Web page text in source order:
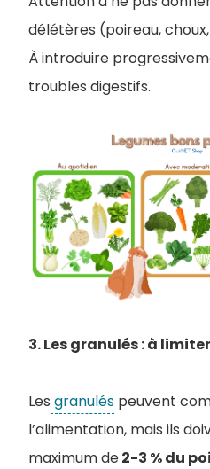
délétères (poireau,
À introduire
troubles digestifs.
3. Les granulés : à limiter
Les granulés peuvent
l’alimentation, mais ils
maximum de2-3 % du